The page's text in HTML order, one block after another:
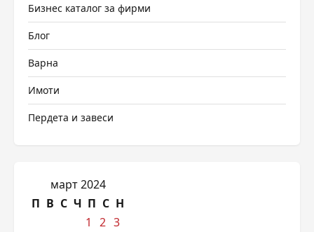
Бизнес каталог за фирми
Блог
Варна
Имоти
Пердета и завеси
март 2024
П В С Ч П С Н
1
2 3